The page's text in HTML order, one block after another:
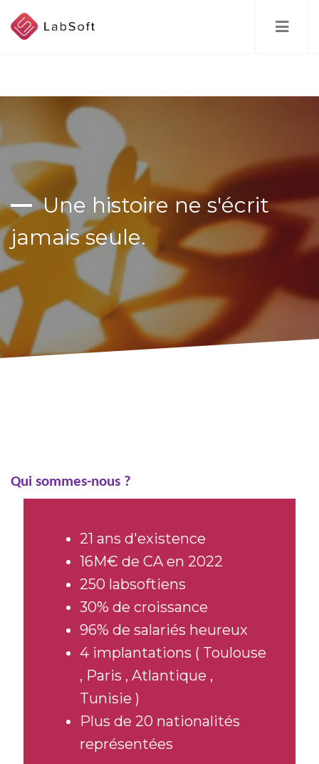
main
Une histoire ne s'écrit
jamais seule.
Qui sommes-nous ?
21 ans d'existence
16M€ de CA en 2022
250 labsoftiens
30% de croissance
96% de salariés heureux
4 implantations ( Toulouse
, Paris , Atlantique ,
Tunisie )
Plus de 20 nationalités
représentées